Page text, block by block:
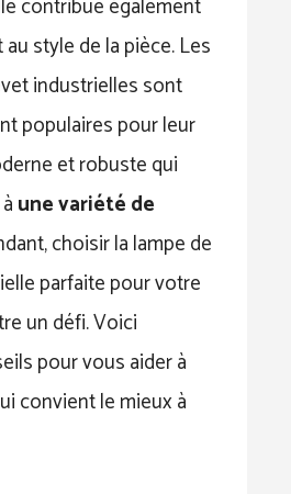
contribue également
au style de la pièce. Les
industrielles sont
populaires pour leur
et robuste qui
une variété de
choisir la lampe de
parfaite pour votre
un défi. Voici
pour vous aider à
convient le mieux à